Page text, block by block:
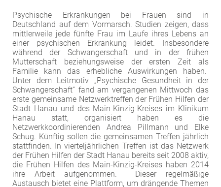
Psychische Erkrankungen bei Frauen sind in
Deutschland auf dem Vormarsch. Studien zeigen, dass
mittlerweile jede fünfte Frau im Laufe ihres Lebens an
einer psychischen Erkrankung leidet. Insbesondere
während der Schwangerschaft und in der frühen
Mutterschaft beziehungsweise der ersten Zeit als
Familie kann das erhebliche Auswirkungen haben.
Unter dem Leitmotiv „Psychische Gesundheit in der
Schwangerschaft“ fand am vergangenen Mittwoch das
erste gemeinsame Netzwerktreffen der Frühen Hilfen der
Stadt Hanau und des Main-Kinzig-Kreises im Klinikum
Hanau statt, organisiert haben es die
Netzwerkkoordinierenden Andrea Pillmann und Elke
Schug. Künftig sollen die gemeinsamen Treffen jährlich
stattfinden. In vierteljährlichen Treffen ist das Netzwerk
der Frühen Hilfen der Stadt Hanau bereits seit 2008 aktiv,
die Frühen Hilfen des Main-Kinzig-Kreises haben 2014
ihre Arbeit aufgenommen. Dieser regelmäßige
Austausch bietet eine Plattform, um drängende Themen
Plattformen anzeigen zu können, werden von
diesen externen Medien Cookies gesetzt.
YouTube
Vimeo